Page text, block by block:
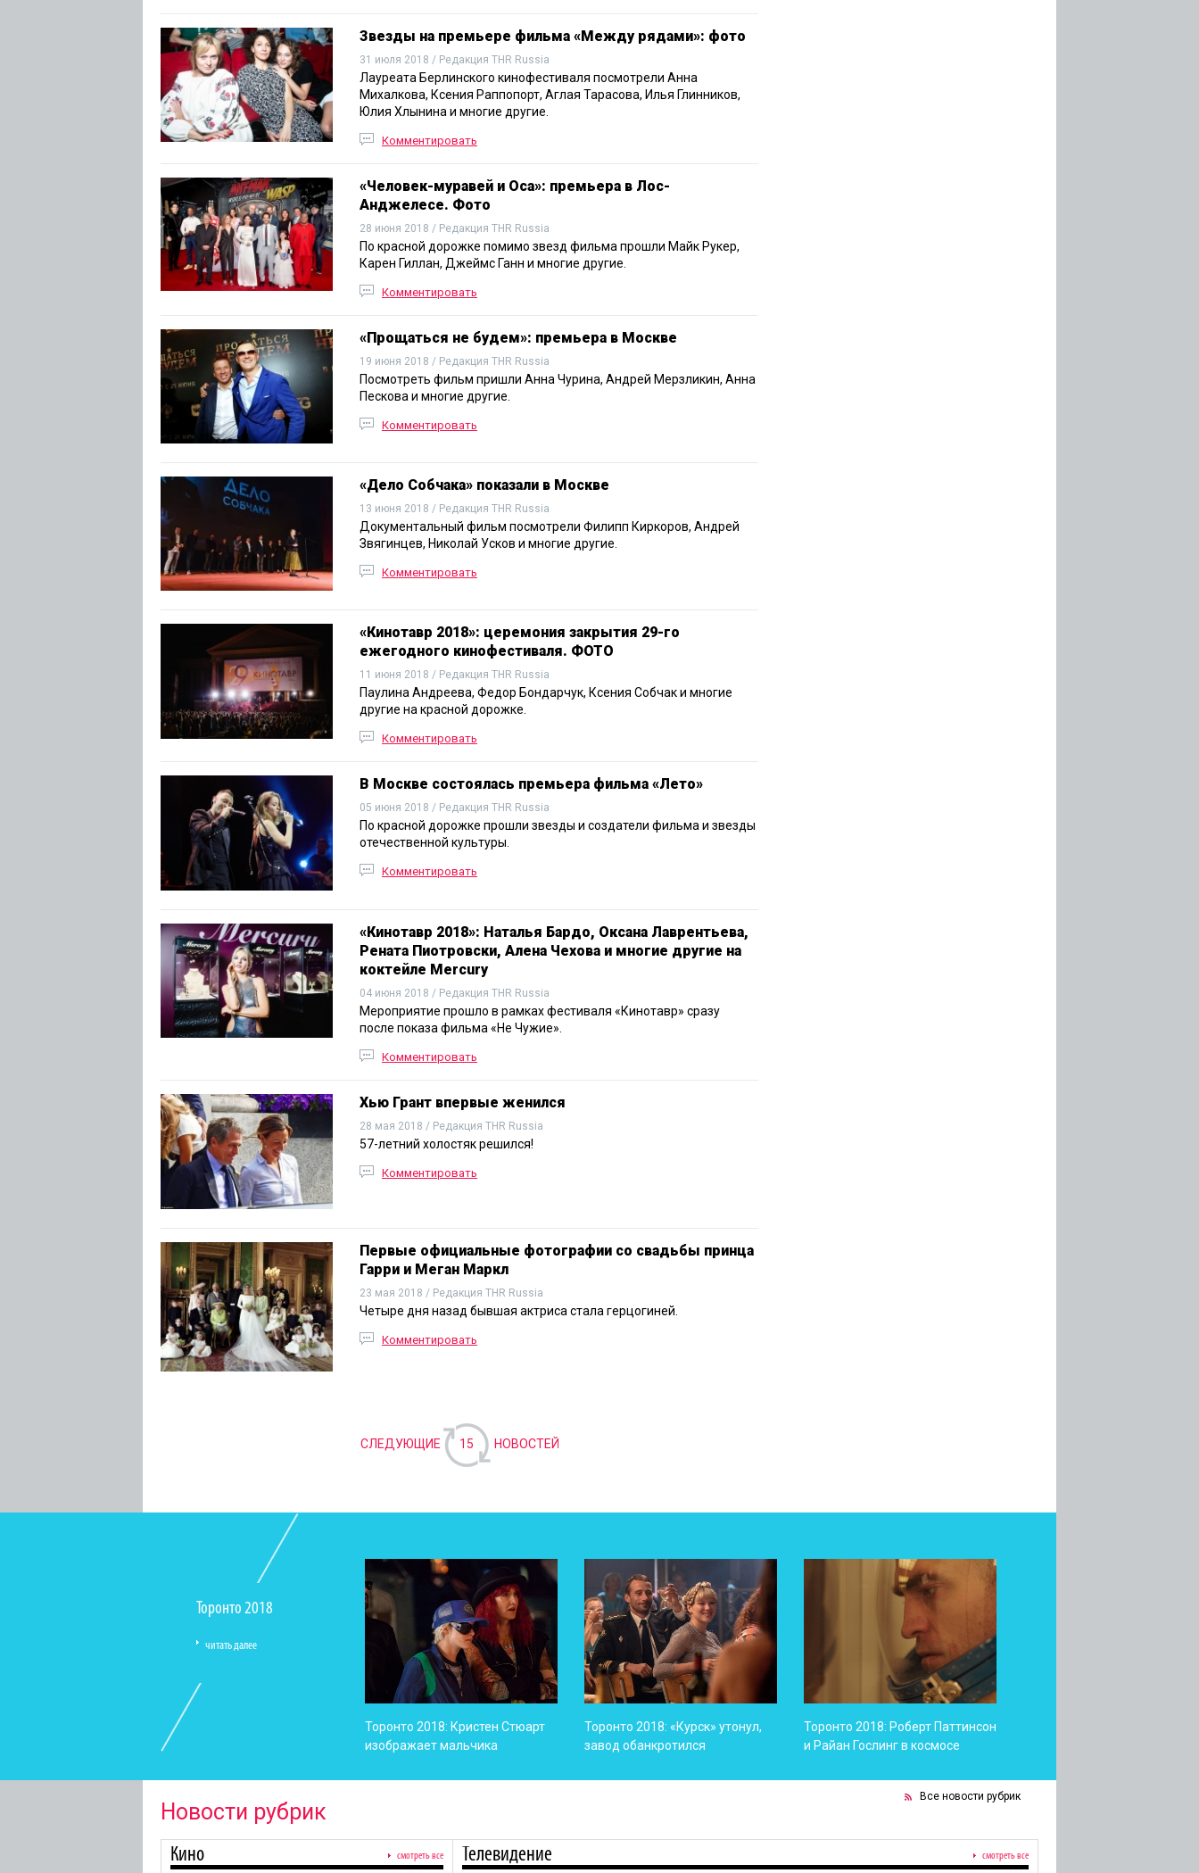
Звезды на премьере фильма «Между рядами»: фото
31 июля 2018 / Редакция THR Russia
Лауреата Берлинского кинофестиваля посмотрели Анна
Михалкова, Ксения Раппопорт, Аглая Тарасова, Илья Глинников,
Юлия Хлынина и многие другие.
Комментировать
«Человек-муравей и Оса»: премьера в Лос-
Анджелесе. Фото
28 июня 2018 / Редакция THR Russia
По красной дорожке помимо звезд фильма прошли Майк Рукер,
Карен Гиллан, Джеймс Ганн и многие другие.
Комментировать
«Прощаться не будем»: премьера в Москве
19 июня 2018 / Редакция THR Russia
Посмотреть фильм пришли Анна Чурина, Андрей Мерзликин, Анна
Пескова и многие другие.
Комментировать
«Дело Собчака» показали в Москве
13 июня 2018 / Редакция THR Russia
Документальный фильм посмотрели Филипп Киркоров, Андрей
Звягинцев, Николай Усков и многие другие.
Комментировать
«Кинотавр 2018»: церемония закрытия 29-го
ежегодного кинофестиваля. ФОТО
11 июня 2018 / Редакция THR Russia
Паулина Андреева, Федор Бондарчук, Ксения Собчак и многие
другие на красной дорожке.
Комментировать
В Москве состоялась премьера фильма «Лето»
05 июня 2018 / Редакция THR Russia
По красной дорожке прошли звезды и создатели фильма и звезды
отечественной культуры.
Комментировать
«Кинотавр 2018»: Наталья Бардо, Оксана Лаврентьева,
Рената Пиотровски, Алена Чехова и многие другие на
коктейле Mercury
04 июня 2018 / Редакция THR Russia
Мероприятие прошло в рамках фестиваля «Кинотавр» сразу
после показа фильма «Не Чужие».
Комментировать
Хью Грант впервые женился
28 мая 2018 / Редакция THR Russia
57-летний холостяк решился!
Комментировать
Первые официальные фотографии со свадьбы принца
Гарри и Меган Маркл
23 мая 2018 / Редакция THR Russia
Четыре дня назад бывшая актриса стала герцогиней.
Комментировать
СЛЕДУЮЩИЕ 15 НОВОСТЕЙ
Торонто 2018
читать далее
Торонто 2018: Кристен Стюарт
изображает мальчика
Торонто 2018: «Курск» утонул,
завод обанкротился
Торонто 2018: Роберт Паттинсон
и Райан Гослинг в космосе
Новости рубрик
Все новости рубрик
Кино смотреть все Телевидение смотреть все